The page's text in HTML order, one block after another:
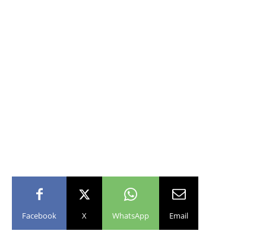
Facebook X WhatsApp Email